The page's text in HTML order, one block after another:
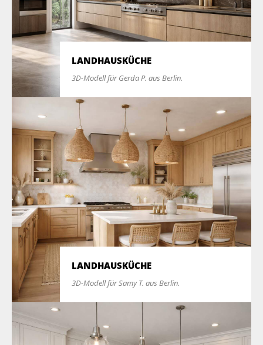
LANDHAUSKÜCHE
3D-Modell für Gerda P. aus Berlin.
LANDHAUSKÜCHE
3D-Modell für Samy T. aus Berlin.